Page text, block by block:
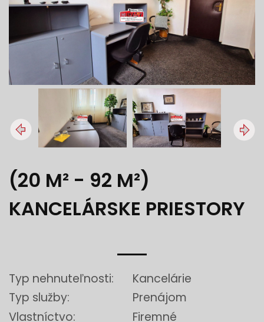
(20 M² - 92 M²)
KANCELÁRSKE PRIESTORY
Typ nehnuteľnosti:
Kancelárie
Typ služby:
Prenájom
Vlastníctvo:
Firemné